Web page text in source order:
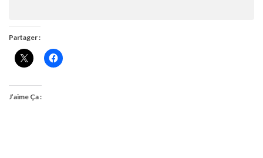
Partager :
J’aime Ça :